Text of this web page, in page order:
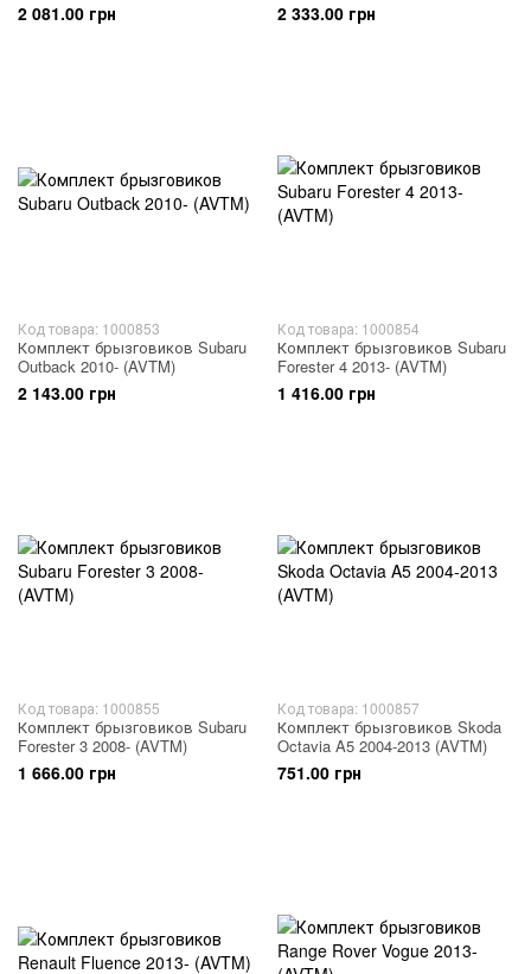
2 081.00 грн 2 333.00 грн
Код товара: 1000853
Комплект брызговиков Subaru
Outback 2010- (AVTM)
2 143.00 грн
Код товара: 1000854
Комплект брызговиков Subaru
Forester 4 2013- (AVTM)
1 416.00 грн
Код товара: 1000855
Комплект брызговиков Subaru
Forester 3 2008- (AVTM)
1 666.00 грн
Код товара: 1000857
Комплект брызговиков Skoda
Octavia A5 2004-2013 (AVTM)
751.00 грн